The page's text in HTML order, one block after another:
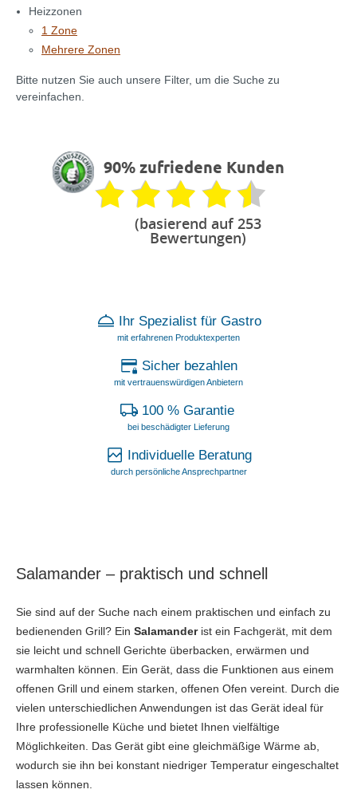
Heizzonen
1 Zone
Mehrere Zonen
Bitte nutzen Sie auch unsere Filter, um die Suche zu
vereinfachen.
90% zufriedene Kunden
(basierend auf 253
Bewertungen)
Ihr Spezialist für Gastro
mit erfahrenen Produktexperten
Sicher bezahlen
mit vertrauenswürdigen Anbietern
100 % Garantie
bei beschädigter Lieferung
Individuelle Beratung
durch persönliche Ansprechpartner
Salamander – praktisch und schnell
Sie sind auf der Suche nach einem praktischen und einfach zu
bedienenden Grill? Ein Salamanderist ein Fachgerät, mit dem
sie leicht und schnell Gerichte überbacken, erwärmen und
warmhalten können. Ein Gerät, dass die Funktionen aus einem
offenen Grill und einem starken, offenen Ofen vereint. Durch die
vielen unterschiedlichen Anwendungen ist das Gerät ideal für
Ihre professionelle Küche und bietet Ihnen vielfältige
Möglichkeiten. Das Gerät gibt eine gleichmäßige Wärme ab,
wodurch sie ihn bei konstant niedriger Temperatur eingeschaltet
lassen können.